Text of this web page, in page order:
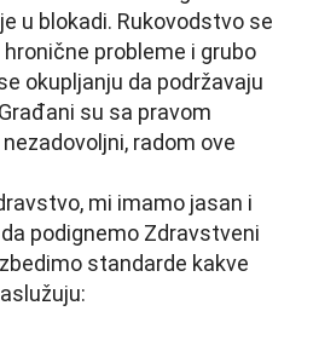
u blokadi. Rukovodstvo se
probleme i grubo
okupljanju da podržavaju
su sa pravom
radom ove
mi imamo jasan i
podignemo Zdravstveni
standarde kakve